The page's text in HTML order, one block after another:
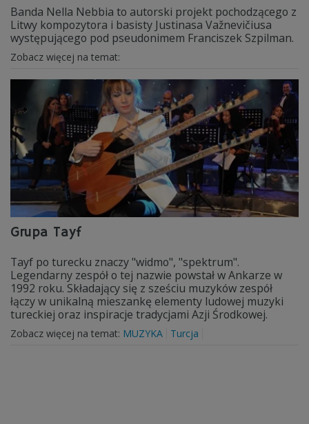
Banda Nella Nebbia to autorski projekt pochodzącego z
Litwy kompozytora i basisty Justinasa Važnevičiusa
występującego pod pseudonimem Franciszek Szpilman.
Zobacz więcej na temat:
Grupa Tayf
Tayf po turecku znaczy "widmo", "spektrum".
Legendarny zespół o tej nazwie powstał w Ankarze w
1992 roku. Składający się z sześciu muzyków zespół
łączy w unikalną mieszankę elementy ludowej muzyki
tureckiej oraz inspiracje tradycjami Azji Środkowej.
Zobacz więcej na temat: MUZYKA Turcja